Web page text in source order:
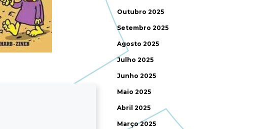
Outubro 2025
Setembro 2025
Agosto 2025
Julho 2025
Junho 2025
Maio 2025
Abril 2025
Março 2025